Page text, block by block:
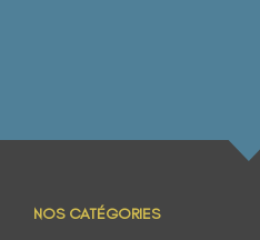
NOS CATÉGORIES